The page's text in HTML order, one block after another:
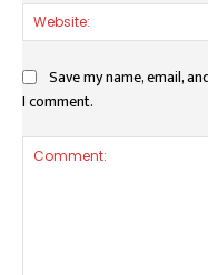
Save my name, email,
I comment.